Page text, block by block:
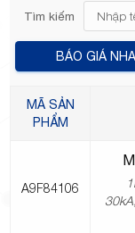
Tìm kiếm
BÁO GIÁ
MÃ SẢN
PHẨM
A9F84106